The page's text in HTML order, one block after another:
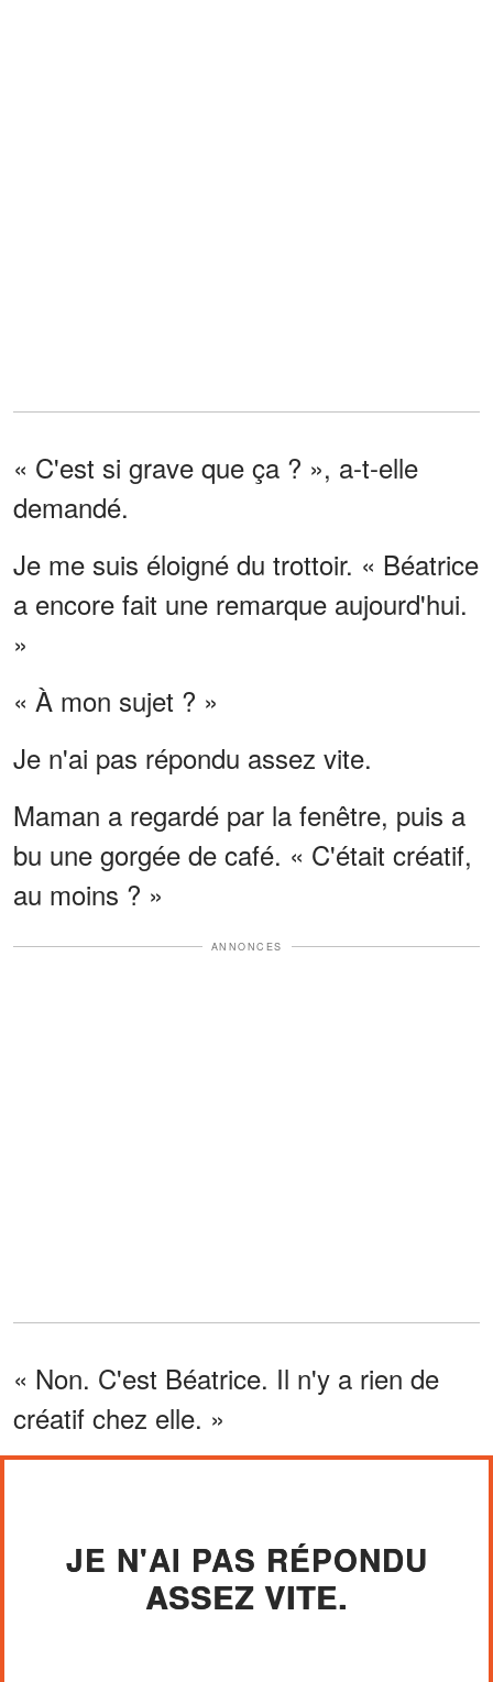
« C'est si grave que ça ? », a-t-elle
demandé.
Je me suis éloigné du trottoir. « Béatrice
a encore fait une remarque aujourd'hui.
»
« À mon sujet ? »
Je n'ai pas répondu assez vite.
Maman a regardé par la fenêtre, puis a
bu une gorgée de café. « C'était créatif,
au moins ? »
ANNONCES
« Non. C'est Béatrice. Il n'y a rien de
créatif chez elle. »
JE N'AI PAS RÉPONDU
ASSEZ VITE.